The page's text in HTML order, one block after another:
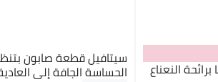
النعناع
سيتافيل قطعة صابون
الحساسة الجافة إلى العادية